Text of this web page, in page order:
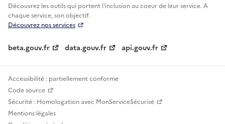
Découvrez les outils qui portent l'inclusion aucoeur de leur service. A
chaque service, son objectif.
Découvrez nos services
beta.gouv.fr data.gouv.fr api.gouv.fr
Accessibilité : partiellement conforme
Code source
Sécurité : Homologation avec MonServiceSécurisé
Mentions légales